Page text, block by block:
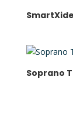
Soprano